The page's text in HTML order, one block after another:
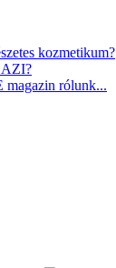
kozmetikum?
rólunk...